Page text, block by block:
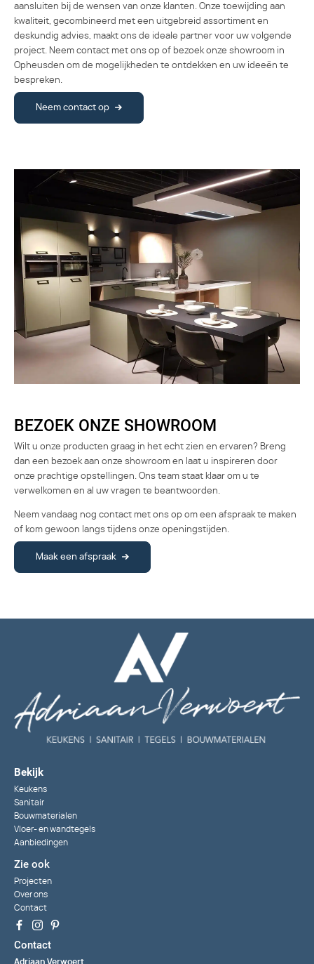
aansluiten bij de wensen van onze klanten. Onze toewijding aan
kwaliteit, gecombineerd met een uitgebreid assortiment en
deskundig advies, maakt ons de ideale partner voor uw volgende
project. Neem contact met ons op of bezoek onze showroom in
Opheusden om de mogelijkheden te ontdekken en uw ideeën te
bespreken.
Neem contact op
BEZOEK ONZE SHOWROOM
Wilt u onze producten graag in het echt zien en ervaren? Breng
dan een bezoek aan onze showroom en laat u inspireren door
onze prachtige opstellingen. Ons team staat klaar om u te
verwelkomen en al uw vragen te beantwoorden.
Neem vandaag nog contact met ons op om een afspraak te maken
of kom gewoon langs tijdens onze openingstijden.
Maak een afspraak
Bekijk
Keukens
Sanitair
Bouwmaterialen
Vloer- en wandtegels
Aanbiedingen
Zie ook
Projecten
Over ons
Contact
Contact
Adriaan Verwoert